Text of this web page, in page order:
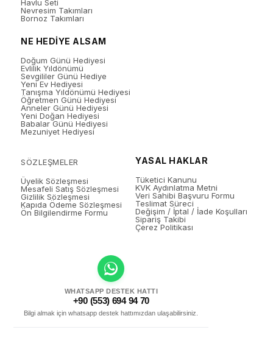
Havlu Seti
Nevresim Takımları
Bornoz Takımları
NE HEDİYE ALSAM
Doğum Günü Hediyesi
Evlilik Yıldönümü
Sevgililer Günü Hediye
Yeni Ev Hediyesi
Tanışma Yıldönümü Hediyesi
Öğretmen Günü Hediyesi
Anneler Günü Hediyesi
Yeni Doğan Hediyesi
Babalar Günü Hediyesi
Mezuniyet Hediyesi
SÖZLEŞMELER
Üyelik Sözleşmesi
Mesafeli Satış Sözleşmesi
Gizlilik Sözleşmesi
Kapıda Ödeme Sözleşmesi
Ön Bilgilendirme Formu
YASAL HAKLAR
Tüketici Kanunu
KVK Aydınlatma Metni
Veri Sahibi Başvuru Formu
Teslimat Süreci
Değişim / İptal / İade Koşulları
Sipariş Takibi
Çerez Politikası
WHATSAPP DESTEK HATTI
+90 (553) 694 94 70
Bilgi almak için whatsapp destek hattımızdan ulaşabilirsiniz.